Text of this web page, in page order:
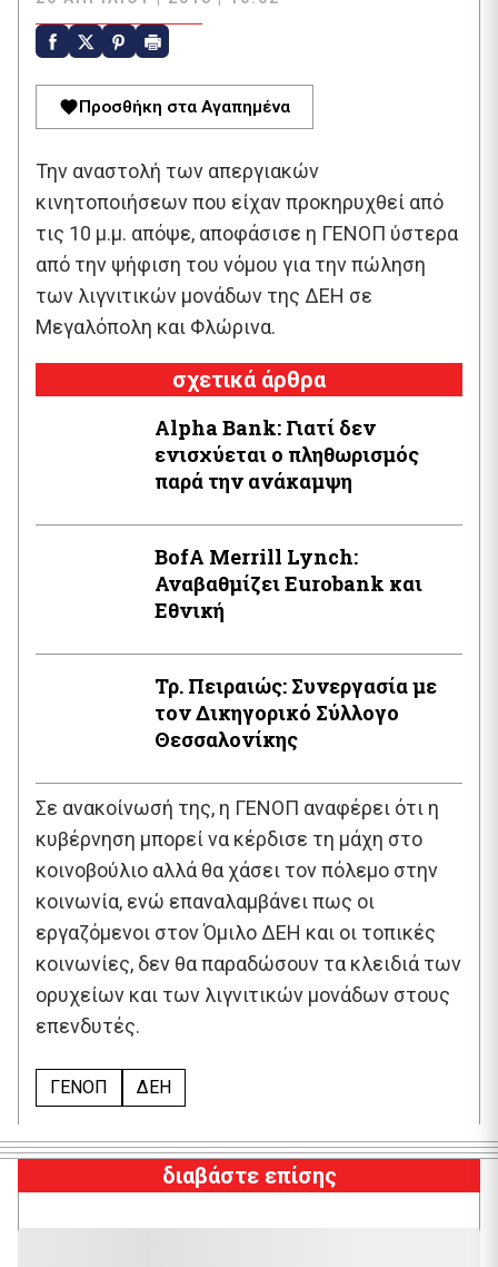
Προσθήκη στα Αγαπημένα
Την αναστολή των απεργιακών
κινητοποιήσεων που είχαν προκηρυχθεί από
τις 10 μ.μ. απόψε, αποφάσισε η ΓΕΝΟΠ ύστερα
από την ψήφιση του νόμου για την πώληση
των λιγνιτικών μονάδων της ΔΕΗ σε
Μεγαλόπολη και Φλώρινα.
σχετικά άρθρα
Alpha Bank: Γιατί δεν
ενισχύεται ο πληθωρισμός
παρά την ανάκαμψη
BofA Μerrill Lynch:
Αναβαθμίζει Eurobank και
Εθνική
Τρ. Πειραιώς: Συνεργασία με
τον Δικηγορικό Σύλλογο
Θεσσαλονίκης
Σε ανακοίνωσή της, η ΓΕΝΟΠ αναφέρει ότι η
κυβέρνηση μπορεί να κέρδισε τη μάχη στο
κοινοβούλιο αλλά θα χάσει τον πόλεμο στην
κοινωνία, ενώ επαναλαμβάνει πως οι
εργαζόμενοι στον Όμιλο ΔΕΗ και οι τοπικές
κοινωνίες, δεν θα παραδώσουν τα κλειδιά των
ορυχείων και των λιγνιτικών μονάδων στους
επενδυτές.
ΓΕΝΟΠ ΔΕΗ
διαβάστε επίσης